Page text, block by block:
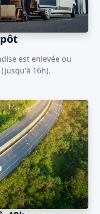
est enlevée ou
16h).